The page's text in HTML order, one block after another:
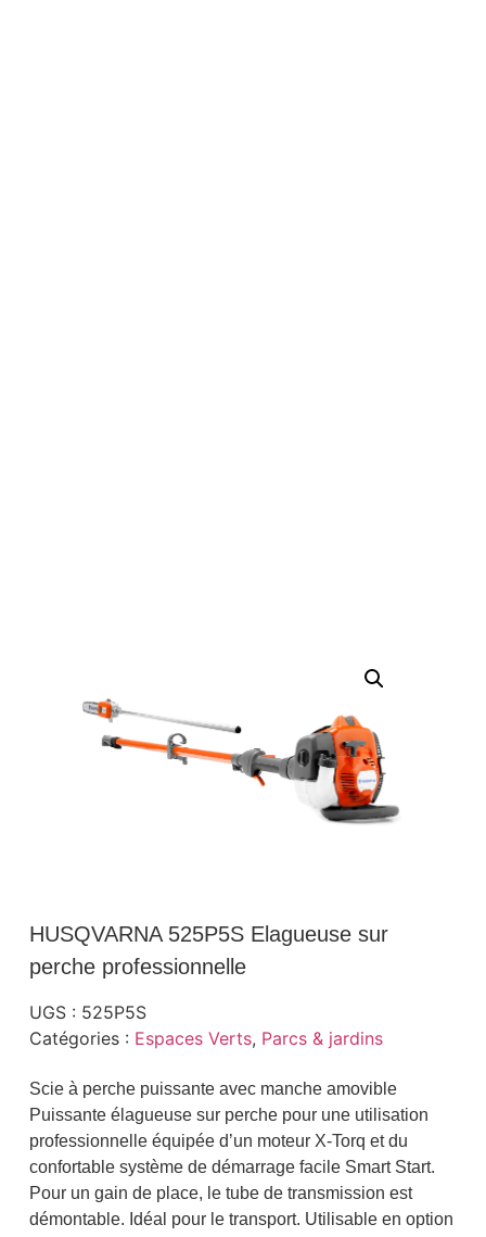
HUSQVARNA 525P5S Elagueuse sur
perche professionnelle
UGS : 525P5S
Catégories : Espaces Verts, Parcs & jardins
Scie à perche puissante avec manche amovible
Puissante élagueuse sur perche pour une utilisation
professionnelle équipée d’un moteur X-Torq et du
confortable système de démarrage facile Smart Start.
Pour un gain de place, le tube de transmission est
démontable. Idéal pour le transport. Utilisable en option